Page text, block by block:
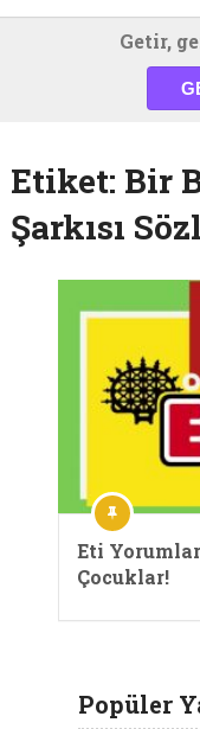
Getir,
Etiket: Bir
Şarkısı
Eti
Çocuklar!
Popüler